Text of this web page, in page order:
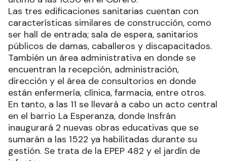
Las tres edificaciones sanitarias cuentan con
características similares de construcción, como
ser hall de entrada; sala de espera, sanitarios
públicos de damas, caballeros y discapacitados.
También un área administrativa en donde se
encuentran la recepción, administración,
dirección y el área de consultorios en donde
están enfermería, clínica, farmacia, entre otros.
En tanto, a las 11 se llevará a cabo un acto central
en el barrio La Esperanza, donde Insfrán
inaugurará 2 nuevas obras educativas que se
sumarán a las 1522 ya habilitadas durante su
gestión. Se trata de la EPEP 482 y el jardín de